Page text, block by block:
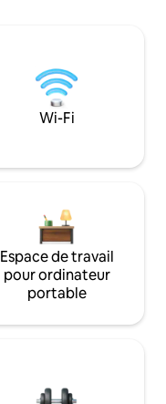
Wi-Fi
Espace de travail
pour ordinateur
portable